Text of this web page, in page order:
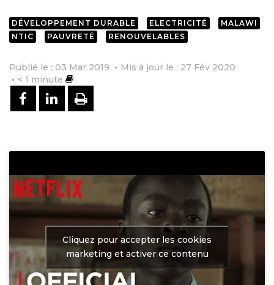
DÉVELOPPEMENT DURABLE ELECTRICITÉ
MALAWI
NTIC
PAUVRETÉ RENOUVELABLES
Publié le : 03 Mar 2019
Mis à jour le : 27 Fév 2020
< 1 minute
PARTAGER SUR FACEBOOK
PARTAGER SUR LINKEDIN
IMPRIMER
Cliquez pour accepter les cookies
marketing et activer ce contenu